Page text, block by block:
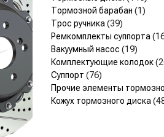
Тормозной барабан (1)
Трос ручника (39)
Ремкомплекты суппорта
Вакуумный насос (19)
Комплектующие колодок
Суппорт (76)
Прочие элементы
Кожух тормозного диска